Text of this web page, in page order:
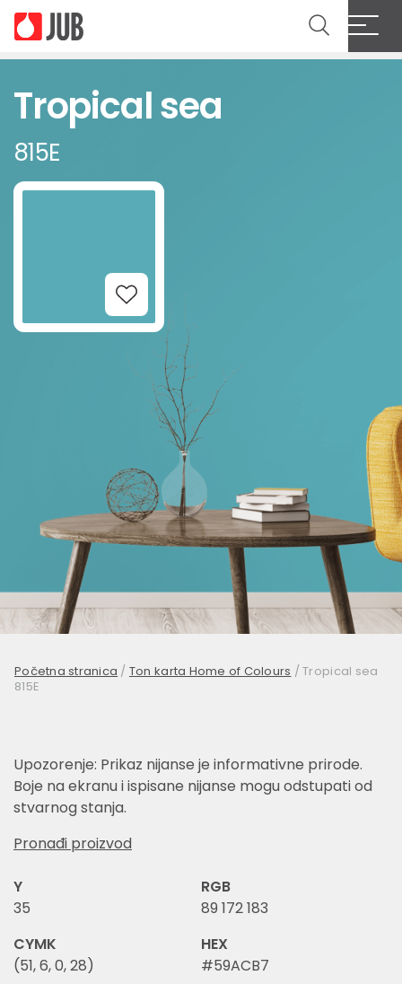
Tropical sea
815E
Add to Wishlist
Početna stranica / Ton karta Home of Colours /Tropical sea
815E
Upozorenje: Prikaz nijanse je informativne prirode.
Boje na ekranu i ispisane nijanse mogu odstupati od
stvarnog stanja.
Pronađi proizvod
Y
35
RGB
89 172 183
CYMK
(51, 6, 0, 28)
HEX
#59ACB7